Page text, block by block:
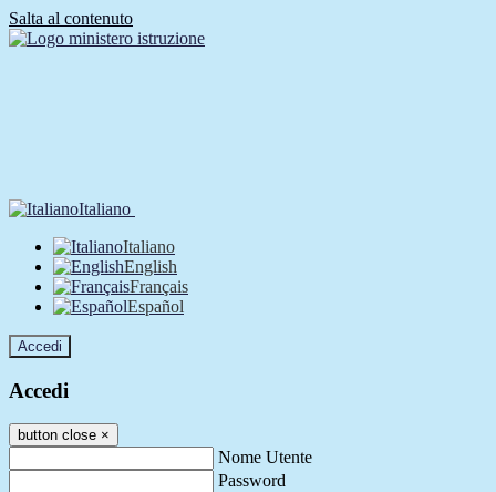
Salta al contenuto
Italiano
Italiano
English
Français
Español
Accedi
Accedi
button close ×
Nome Utente
Password